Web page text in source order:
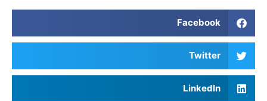
Facebook
Twitter
LinkedIn